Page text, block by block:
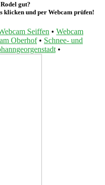
gut?
klicken und per Webcam prüfen!
Seiffen • Webcam
Oberhof• Schnee- und
•